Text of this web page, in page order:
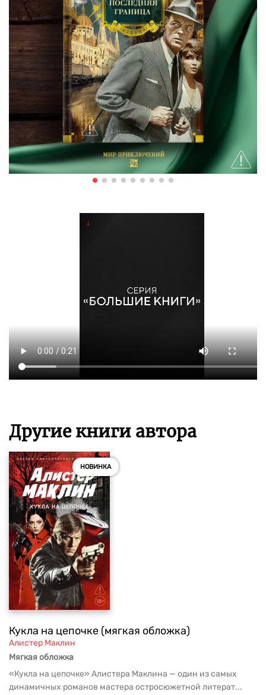
Другие книги автора
НОВИНКА
Кукла на цепочке (мягкая обложка)
Алистер Маклин
Мягкая обложка
«Кукла на цепочке» Алистера Маклина — один из самых
динамичных романов мастера остросюжетной литерат...